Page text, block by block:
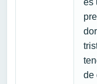
es
de